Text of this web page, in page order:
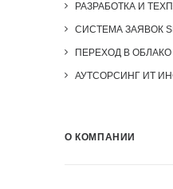
РАЗРАБОТКА И
СИСТЕМА ЗАЯВОК
ПЕРЕХОД В ОБЛАКО
АУТСОРСИНГ ИТ
О КОМПАНИИ